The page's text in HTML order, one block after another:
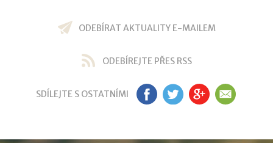
ODEBÍRAT AKTUALITY E-MAILEM
ODEBÍREJTE PŘES RSS
SDÍLEJTE S OSTATNÍMI FB TW GP EM